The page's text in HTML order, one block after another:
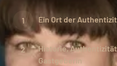
Ein Ort der
Historie,
Gastgeberin